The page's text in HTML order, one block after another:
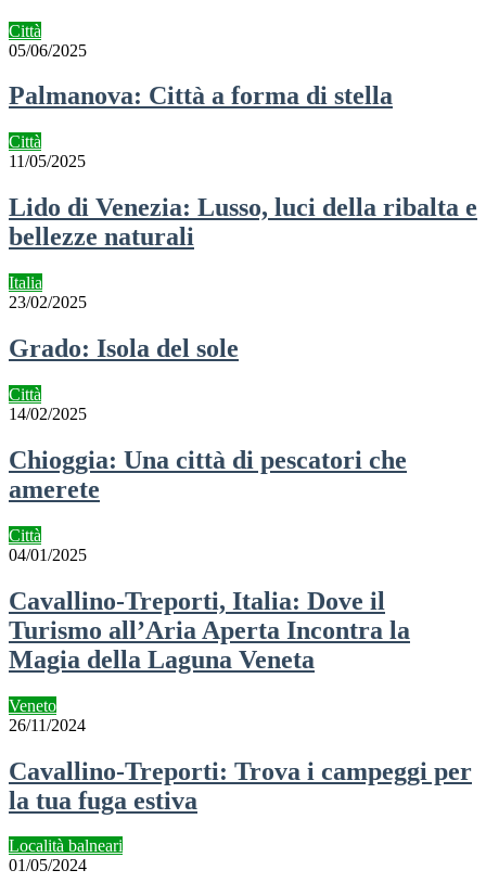
Città
05/06/2025
Palmanova: Città a forma di stella
Città
11/05/2025
Lido di Venezia: Lusso, luci della ribalta e
bellezze naturali
Italia
23/02/2025
Grado: Isola del sole
Città
14/02/2025
Chioggia: Una città di pescatori che
amerete
Città
04/01/2025
Cavallino-Treporti, Italia: Dove il
Turismo all’Aria Aperta Incontra la
Magia della Laguna Veneta
Veneto
26/11/2024
Cavallino-Treporti: Trova i campeggi per
la tua fuga estiva
Località balneari
01/05/2024